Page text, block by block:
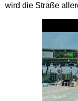
wird die Straße